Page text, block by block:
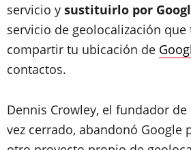
servicio y sustituirlo por
servicio de geolocalización
compartir tu ubicación de
contactos.
Dennis Crowley, el fundador
vez cerrado, abandonó Google